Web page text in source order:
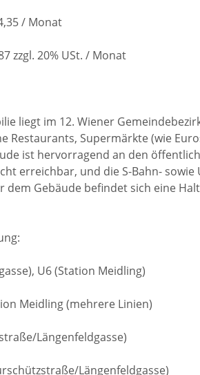
/ Monat
zzgl. 20% USt. / Monat
liegt im 12. Wiener
Restaurants, Supermärkte (wie
ist hervorragend an den
erreichbar, und die S-Bahn-
Gebäude befindet sich eine
U6 (Station Meidling)
Meidling (mehrere Linien)
Längenfeldgasse)
Längenfeldgasse)